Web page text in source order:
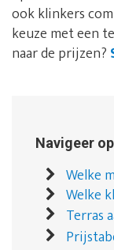
ook klinkers
keuze met een
naar de prijzen?
Navigeer
Welke
Welke
Terras